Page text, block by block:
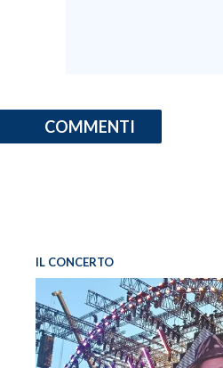
COMMENTI
IL CONCERTO